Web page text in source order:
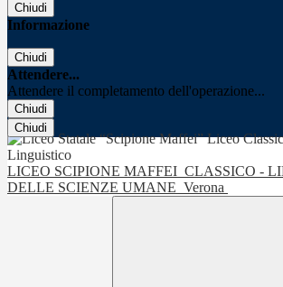
Chiudi
Informazione
Chiudi
Attendere...
Attendere il completamento dell'operazione...
Chiudi
Chiudi
LICEO SCIPIONE MAFFEI CLASSICO -
DELLE SCIENZE UMANE Verona